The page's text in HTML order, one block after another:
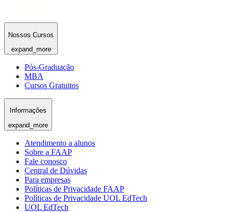
Nossos Cursos
expand_more
Pós-Graduação
MBA
Cursos Gratuitos
Informações
expand_more
Atendimento a alunos
Sobre a FAAP
Fale conosco
Central de Dúvidas
Para empresas
Políticas de Privacidade FAAP
Políticas de Privacidade UOL EdTech
UOL EdTech